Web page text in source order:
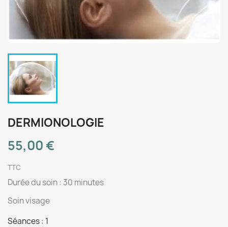
DERMIONOLOGIE
55,00 €
TTC
Durée du soin : 30 minutes
Soin visage
Séances : 1